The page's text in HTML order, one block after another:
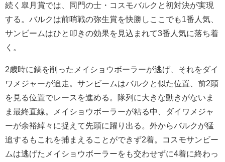
続く皐月賞では、同門の士・コスモバルクと初対決が実現
する。バルクは前哨戦の弥生賞を快勝しここでも1番人気、
サンビームはひと叩きの効果を見込まれて3番人気に落ち着
く。
2歳時に鎬を削ったメイショウボーラーが逃げ、それをダイ
ワメジャーが追走。サンビームはバルクと似た位置、前2頭
を見る位置でレースを進める。隊列に大きな動きがないま
ま最終直線。メイショウボーラーが粘る中、ダイワメジャ
ーが余裕綽々に捉えて先頭に躍り出る。外からバルクが猛
追するもこれを捕まえることができず2着。コスモサンビー
ムは逃げたメイショウボーラーをも交わせずに4着に終わっ